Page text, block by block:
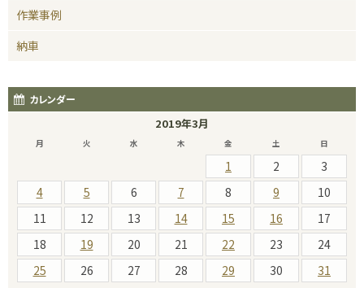
作業事例
納車
カレンダー
2019年3月
月 火 水 木 金 土 日
1 2
3
4
5 6 7 8 9
10
11
12 13 14 15 16
17
18
19 20 21 22 23
24
25
26 27 28 29 30
31